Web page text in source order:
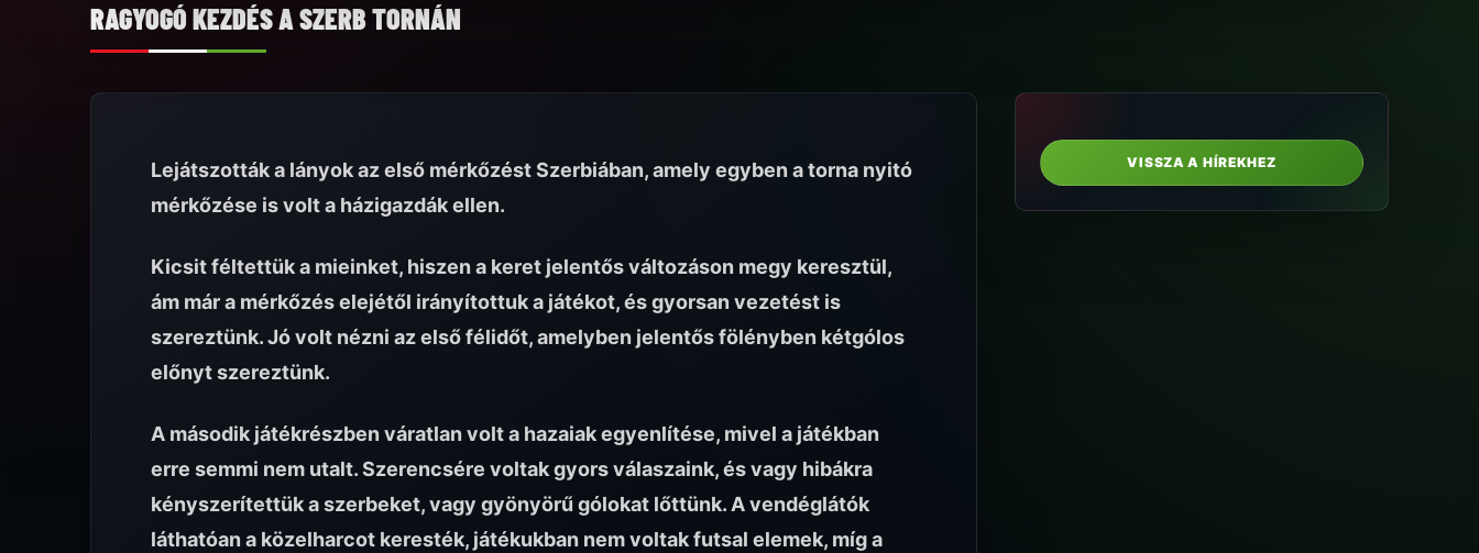
RAGYOGÓ KEZDÉS A SZERB TORNÁN
Lejátszották a lányok az első mérkőzést Szerbiában, amely egyben a torna nyitó
mérkőzése is volt a házigazdák ellen.
Kicsit féltettük a mieinket, hiszen a keret jelentős változáson megy keresztül,
ám már a mérkőzés elejétől irányítottuk a játékot, és gyorsan vezetést is
szereztünk. Jó volt nézni az első félidőt, amelyben jelentős fölényben kétgólos
előnyt szereztünk.
A második játékrészben váratlan volt a hazaiak egyenlítése, mivel a játékban
erre semmi nem utalt. Szerencsére voltak gyors válaszaink, és vagy hibákra
kényszerítettük a szerbeket, vagy gyönyörű gólokat lőttünk. A vendéglátók
láthatóan a közelharcot keresték, játékukban nem voltak futsal elemek, míg a
VISSZA A HÍREKHEZ